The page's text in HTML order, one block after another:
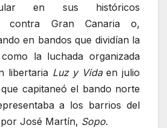
en sus históricos
contra Gran Canaria o,
en bandos que dividían la
la luchada organizada
libertaria Luz y Vidaen julio
capitaneó el bando norte
a los barrios del
José Martín, Sopo.